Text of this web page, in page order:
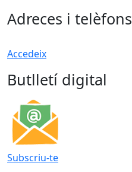
Adreces i telèfons
Accedeix
Butlletí digital
Subscriu-te